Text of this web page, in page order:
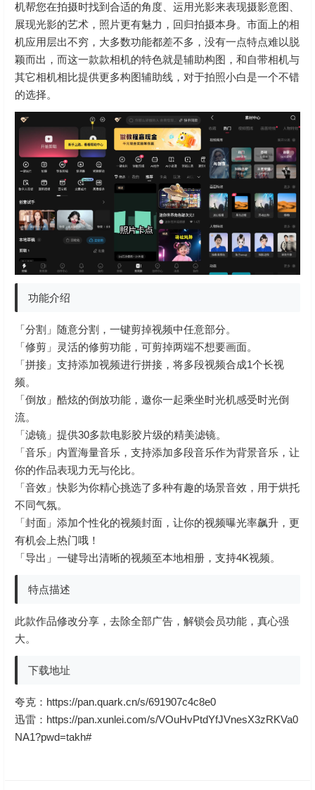
机帮您在拍摄时找到合适的角度、运用光影来表现摄影意图、
展现光影的艺术，照片更有魅力，回归拍摄本身。市面上的相
机应用层出不穷，大多数功能都差不多，没有一点特点难以脱
颖而出，而这一款款相机的特色就是辅助构图，和自带相机与
其它相机相比提供更多构图辅助线，对于拍照小白是一个不错
的选择。
功能介绍
「分割」随意分割，一键剪掉视频中任意部分。
「修剪」灵活的修剪功能，可剪掉两端不想要画面。
「拼接」支持添加视频进行拼接，将多段视频合成1个长视
频。
「倒放」酷炫的倒放功能，邀你一起乘坐时光机感受时光倒
流。
「滤镜」提供30多款电影胶片级的精美滤镜。
「音乐 」内置海量音乐 ，支持添加多段音乐作为背景音乐，让
你的作品表现力无与伦比。
「音效」快影为你精心挑选了多种有趣的场景音效，用于烘托
不同气氛。
「封面」添加个性化的视频封面，让你的视频曝光率飙升，更
有机会上热门哦！
「导出」一键导出清晰的视频至本地相册，支持4K视频。
特点描述
此款作品修改分享，去除全部广告，解锁会员功能，真心强
大。
下载地址
夸克： https://pan.quark.cn/s/691907c4c8e0
迅雷： https://pan.xunlei.com/s/VOuHvPtdYfJVnesX3zRKVa0
NA1?pwd=takh#